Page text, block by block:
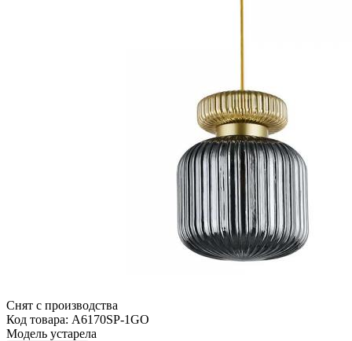
Снят с производства
Код товара: A6170SP-1GO
Модель устарела